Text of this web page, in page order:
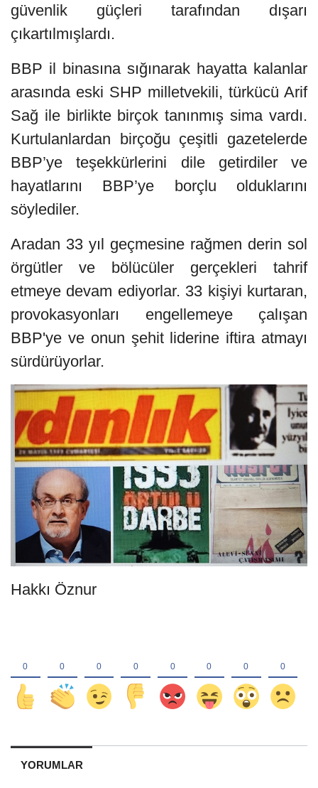
güvenlik güçleri tarafından dışarı
çıkartılmışlardı.
BBP il binasına sığınarak hayatta kalanlar
arasında eski SHP milletvekili, türkücü Arif
Sağ ile birlikte birçok tanınmış sima vardı.
Kurtulanlardan birçoğu çeşitli gazetelerde
BBP’ye teşekkürlerini dile getirdiler ve
hayatlarını BBP’ye borçlu olduklarını
söylediler.
Aradan 33 yıl geçmesine rağmen derin sol
örgütler ve bölücüler gerçekleri tahrif
etmeye devam ediyorlar. 33 kişiyi kurtaran,
provokasyonları engellemeye çalışan
BBP'ye ve onun şehit liderine iftira atmayı
sürdürüyorlar.
Hakkı Öznur
YORUMLAR